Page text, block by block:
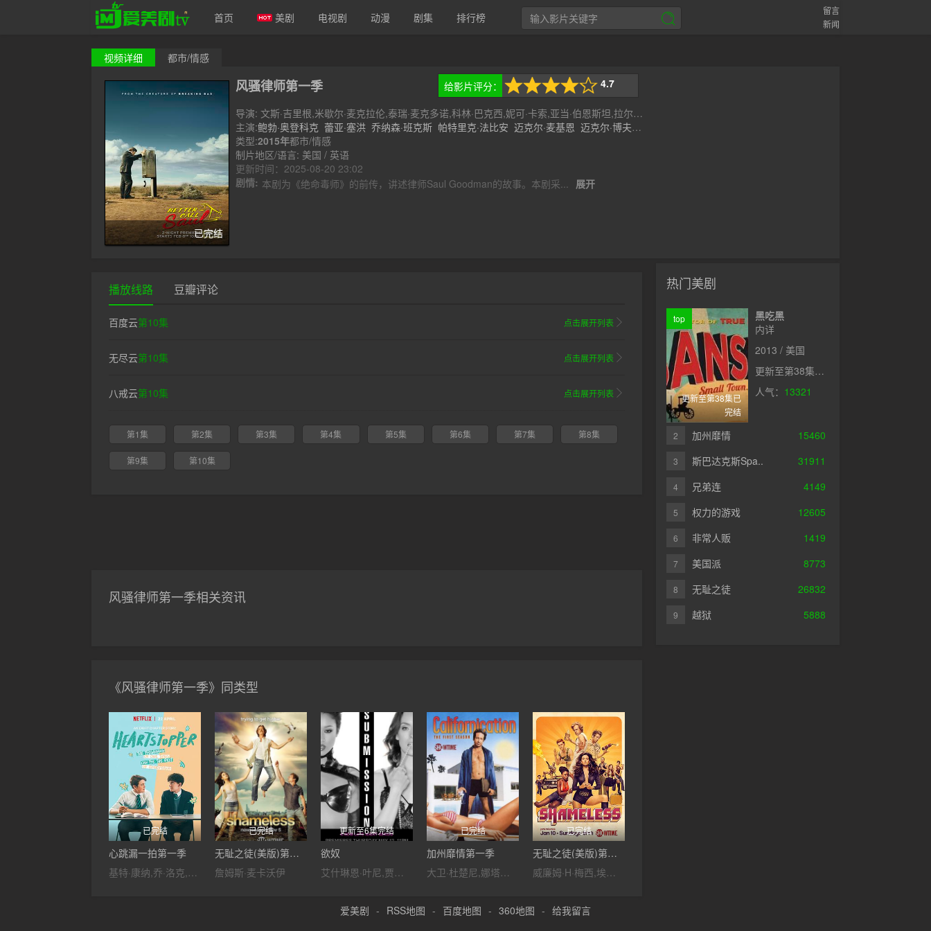
首页 美剧 电视剧 动漫 剧集 排行榜
留言
新闻
视频详细 都市/情感
已完结
给影片评分：
4.7
25次评分
风骚律师第一季
导演: 文斯·吉里根,米歇尔·麦克拉伦,泰瑞·麦克多诺,科林·巴克西,妮可·卡索,亚当·伯恩斯坦,拉尔沙·
康达基,托马斯·施纳泽,皮特·古尔德
主演:鲍勃·奥登科克 蕾亚·塞洪 乔纳森·班克斯 帕特里克·法比安 迈克尔·麦基恩 迈克尔·博夫舍
维尔 丹尼斯·布特斯卡里斯..
类型:2015年都市/情感
制片地区/语言: 美国 / 英语
更新时间：2025-08-20 23:02
剧情: 本剧为《绝命毒师》的前传，讲述律师Saul Goodman的故事。本剧采... 展开
播放线路 豆瓣评论
百度云第10集 点击展开列表
无尽云第10集 点击展开列表
八戒云第10集 点击展开列表
第1集 第2集 第3集 第4集 第5集 第6集 第7集 第8集
第9集 第10集
风骚律师第一季相关资讯
《风骚律师第一季》同类型
已完结
心跳漏一拍第一季
基特·康纳,乔·洛克,塞巴斯蒂安·克罗夫特,费塞友·阿金那德,约瑟夫·巴德拉玛,雪特娜·潘迪亚,雅斯敏·芬尼,William·Gao,Jenny·Walser
已完结
无耻之徒(美版)第二季
詹姆斯·麦卡沃伊
更新至6集完结
欲奴
艾什琳恩·叶尼,贾斯汀·波尔蒂,斯金·迪亚蒙德,维多利亚·莱文,凯文·尼尔森,妮佳·海特洛娃,布伦特·哈维,卡拉·库什,萨拉·卢
已完结
加州靡情第一季
大卫·杜楚尼,娜塔莎·麦克艾霍恩,伊万·汉德勒,帕梅拉·阿德龙,玛德琳·马丁,斯蒂芬·托布罗斯基,玛德琳·奇玛,考乐姆·吉斯·雷尼,杰森·贝盖,蕾切尔·敏纳,迈克尔·因佩里奥利,奥利弗·库珀,卡拉·盖洛,凯瑟琳·特纳,斯科特·迈克尔·福斯特,艾伯丝·戴维兹,卡拉·古奇诺,蒂姆·明钦,玛姬·格蕾斯,卡米拉·卢丁顿,戴安·法尔,伊娃·阿穆里,乔恩·卡斯丹,罗伯特·菲茨杰拉德·迪格斯,海瑟·格拉汉姆,保
已完结
无耻之徒(美版)第六季
威廉姆·H·梅西,埃米·罗森,杰瑞米·艾伦·怀特,伊森·卡特科斯基,卡梅隆·莫纳汉,艾玛·肯尼,史蒂夫·豪威,珊诺拉·汉普顿,德蒙特·莫罗尼,艾米莉·贝吉尔,诺尔·费舍,迈克尔·帕特里克·麦克吉尔,艾玛·格林威尔,妮科尔·布鲁姆,史蒂夫·卡兹,泰勒·贾克布·摩尔,萨莎·亚历山大,阿兰·罗森伯格,卢卡·奥利尔,杰夫·皮埃尔,迈克尔·瑞利·伯克,雪琳·芬,威尔·萨索,伊西多拉·格瑞新特,布兰登·西姆斯
热门美剧
更新至第38集已
完结
top
黑吃黑
内详
2013 / 美国
更新至第38集已完结
人气： 13321
2 加州靡情 15460
3 斯巴达克斯Spa.. 31911
4 兄弟连 4149
5 权力的游戏 12605
6 非常人贩 1419
7 美国派 8773
8 无耻之徒 26832
9 越狱 5888
爱美剧 - RSS地图 - 百度地图 - 360地图 - 给我留言